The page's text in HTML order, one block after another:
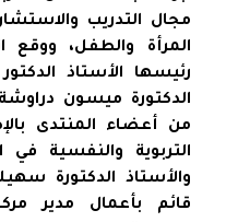
مجال التدريب
المرأة والطفل، ووقع
رئيسها الأستاذ
الدكتورة ميسون
من أعضاء المنتدى
التربوية والنفسية في
والأستاذ الدكتورة
قائم بأعمال مدير